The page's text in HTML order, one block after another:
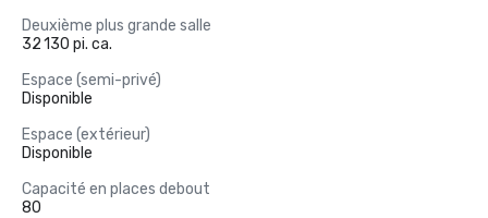
Deuxième plus grande salle
32 130 pi. ca.
Espace (semi-privé)
Disponible
Espace (extérieur)
Disponible
Capacité en places debout
80